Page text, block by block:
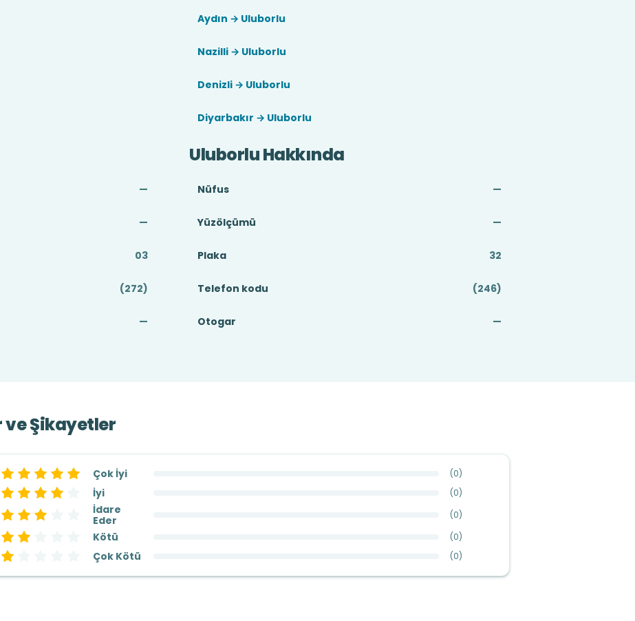
Aydın → Uluborlu
Nazilli → Uluborlu
Denizli → Uluborlu
Diyarbakır → Uluborlu
—
—
03
(272)
—
Uluborlu Hakkında
Nüfus —
Yüzölçümü —
Plaka 32
Telefon kodu (246)
Otogar —
ve Şikayetler
Çok İyi (0)
İyi (0)
İdare
Eder
(0)
Kötü (0)
Çok Kötü (0)